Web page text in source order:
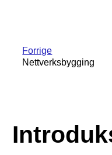
Forrige
Nettverksbygging